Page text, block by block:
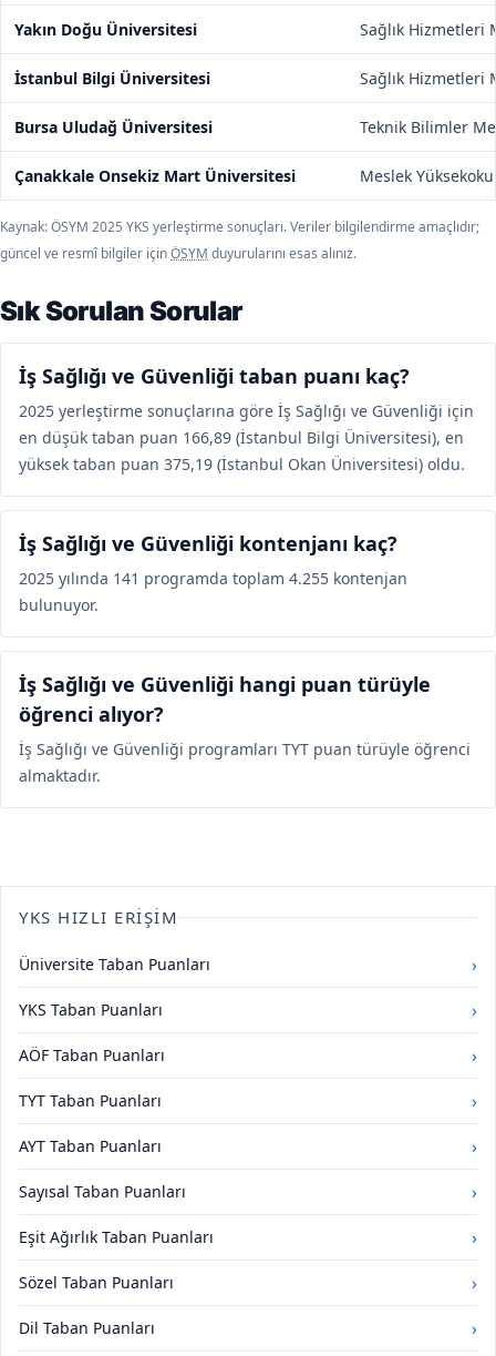
Yakın Doğu Üniversitesi Sağlık Hizmetleri
İstanbul Bilgi Üniversitesi Sağlık Hizmetleri
Bursa Uludağ Üniversitesi Teknik Bilimler
Çanakkale Onsekiz Mart Üniversitesi Meslek
Kaynak: ÖSYM 2025 YKS yerleştirme sonuçları. Veriler bilgilendirme amaçlıdır;
güncel ve resmî bilgiler içinÖSYM duyurularını esas alınız.
Sık Sorulan Sorular
İş Sağlığı ve Güvenliği taban puanı kaç?
2025 yerleştirme sonuçlarına göre İş Sağlığı ve Güvenliği için
en düşük taban puan 166,89 (İstanbul Bilgi Üniversitesi), en
yüksek taban puan 375,19 (İstanbul Okan Üniversitesi) oldu.
İş Sağlığı ve Güvenliği kontenjanı kaç?
2025 yılında 141 programda toplam 4.255 kontenjan
bulunuyor.
İş Sağlığı ve Güvenliği hangi puan türüyle
öğrenci alıyor?
İş Sağlığı ve Güvenliği programları TYT puan türüyle öğrenci
almaktadır.
YKS HIZLI ERIŞIM
Üniversite Taban Puanları ›
YKS Taban Puanları ›
AÖF Taban Puanları ›
TYT Taban Puanları ›
AYT Taban Puanları ›
Sayısal Taban Puanları ›
Eşit Ağırlık Taban Puanları ›
Sözel Taban Puanları ›
Dil Taban Puanları ›